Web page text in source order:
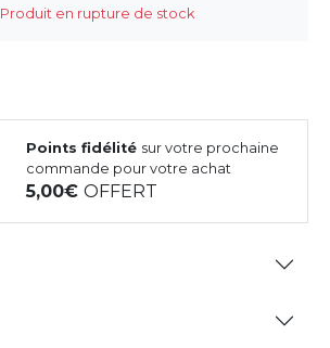
Produit en rupture de stock
Points fidélité sur votre prochaine
commande pour votre achat
5,00OFFERT